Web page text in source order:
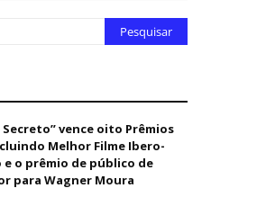
Secreto” vence oito Prêmios
Melhor Filme Ibero-
e o prêmio de público de
para Wagner Moura